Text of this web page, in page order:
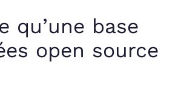
qu’une base
open source